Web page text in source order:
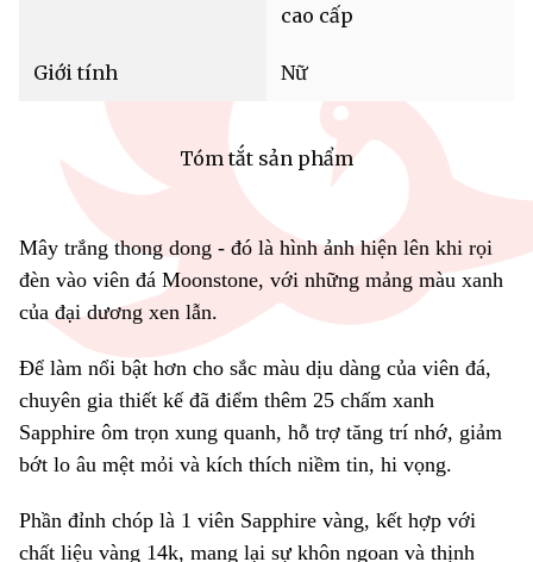
cao cấp
Giới tính Nữ
Tóm tắt sản phẩm
Mây trắng thong dong - đó là hình ảnh hiện lên khi rọi
đèn vào viên đá Moonstone, với những mảng màu xanh
của đại dương xen lẫn.
Để làm nổi bật hơn cho sắc màu dịu dàng của viên đá,
chuyên gia thiết kế đã điểm thêm 25 chấm xanh
Sapphire ôm trọn xung quanh, hỗ trợ tăng trí nhớ, giảm
bớt lo âu mệt mỏi và kích thích niềm tin, hi vọng.
Phần đỉnh chóp là 1 viên Sapphire vàng, kết hợp với
chất liệu vàng 14k, mang lại sự khôn ngoan và thịnh